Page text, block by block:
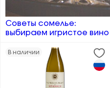
Советы сомелье:
выбираем игристое вино
В наличии